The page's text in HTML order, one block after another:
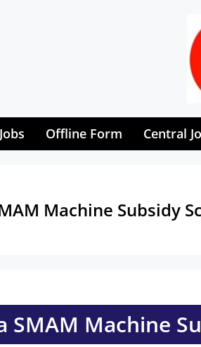
Offline Form Central
Machine Subsidy
SMAM Machine